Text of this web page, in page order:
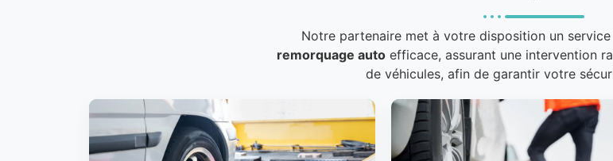
Notre partenaire met à votre disposition un
remorquage auto efficace, assurant une intervention
de véhicules, afin de garantir votre